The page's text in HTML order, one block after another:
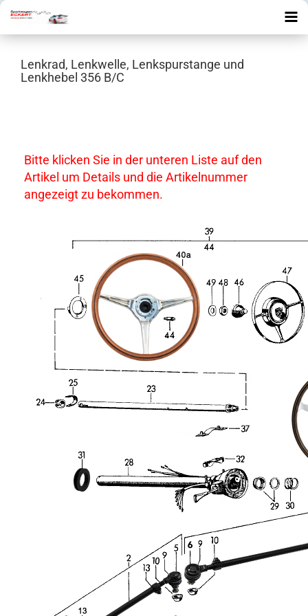
Lenkrad, Lenkwelle, Lenkspurstange und
Lenkhebel 356 B/C
Bitte klicken Sie in der unteren Liste auf den
Artikel um Details und die Artikelnummer
angezeigt zu bekommen.